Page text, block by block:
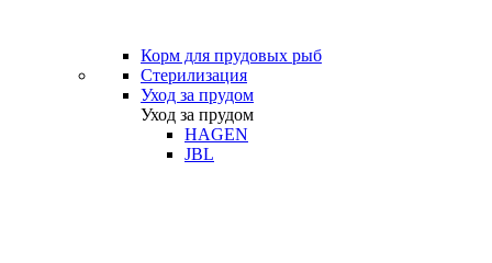
Корм для прудовых рыб
Стерилизация
Уход за прудом
Уход за прудом
HAGEN
JBL